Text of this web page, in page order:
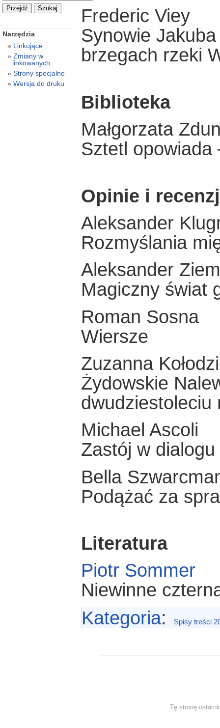
Frederic Viey
Synowie
brzegach rzeki
Biblioteka
Małgorzata
Sztetl opowiada
Opinie i
Aleksander
Rozmyślania
Aleksander
Magiczny świat
Roman Sosna
Wiersze
Zuzanna
Żydowskie
dwudziestoleciu
Michael Ascoli
Zastój w
Bella
Podążać za
Literatura
Piotr Sommer
Niewinne
Kategoria: Spisy treści
Narzędzia
Linkujące
Zmiany w
linkowanych
Strony specjalne
Wersja do druku
Tę stronę